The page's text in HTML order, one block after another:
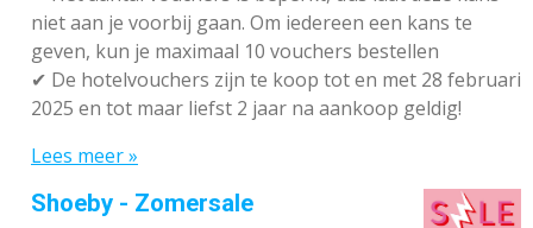
niet aan je voorbij gaan. Om iedereen een kans te
geven, kun je maximaal 10 vouchers bestellen
✔ De hotelvouchers zijn te koop tot en met 28 februari
2025 en tot maar liefst 2 jaar na aankoop geldig!
Lees meer »
Shoeby - Zomersale